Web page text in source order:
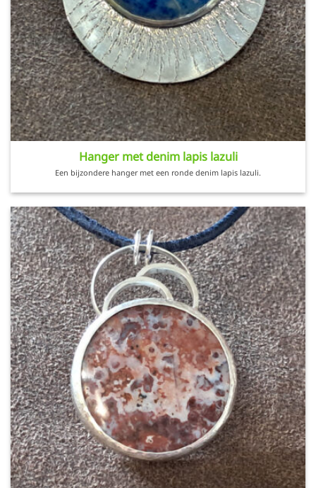
Hanger met denim lapis lazuli
Een bijzondere hanger met een ronde denim lapis lazuli.